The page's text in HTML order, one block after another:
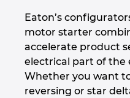
Eaton’s
motor starter
accelerate product
electrical part of the
Whether you want
reversing or star
Malaezia
Marea Britanie
Mexic